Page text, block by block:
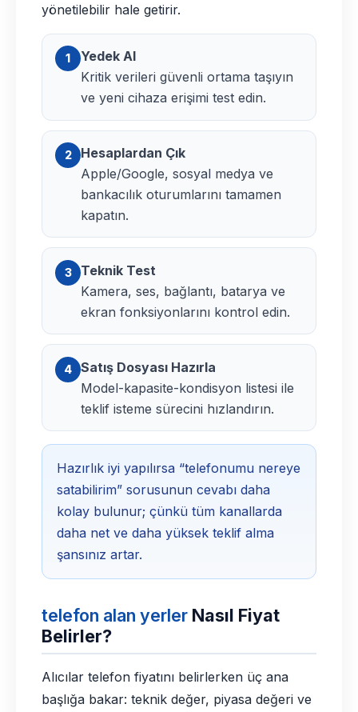
yönetilebilir hale getirir.
1
Yedek Al
Kritik verileri güvenli ortama taşıyın
ve yeni cihaza erişimi test edin.
2
Hesaplardan Çık
Apple/Google, sosyal medya ve
bankacılık oturumlarını tamamen
kapatın.
3
Teknik Test
Kamera, ses, bağlantı, batarya ve
ekran fonksiyonlarını kontrol edin.
4
Satış Dosyası Hazırla
Model-kapasite-kondisyon listesi ile
teklif isteme sürecini hızlandırın.
Hazırlık iyi yapılırsa “telefonumu nereye
satabilirim” sorusunun cevabı daha
kolay bulunur; çünkü tüm kanallarda
daha net ve daha yüksek teklif alma
şansınız artar.
telefon alan yerler Nasıl Fiyat
Belirler?
Alıcılar telefon fiyatını belirlerken üç ana
başlığa bakar: teknik değer, piyasa değeri ve